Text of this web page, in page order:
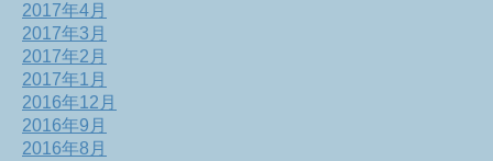
2017年4月
2017年3月
2017年2月
2017年1月
2016年12月
2016年9月
2016年8月